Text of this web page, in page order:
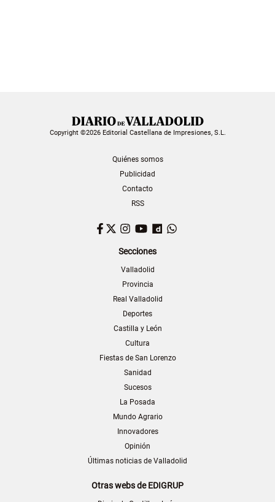
Copyright ©2026 Editorial Castellana de Impresiones, S.L.
Quiénes somos
Publicidad
Contacto
RSS
Facebook
TwitterInstagram
YouTubeDailymotion
Secciones
Valladolid
Provincia
Real Valladolid
Deportes
Castilla y León
Cultura
Fiestas de San Lorenzo
Sanidad
Sucesos
La Posada
Mundo Agrario
Innovadores
Opinión
Últimas noticias de Valladolid
Otras webs de EDIGRUP